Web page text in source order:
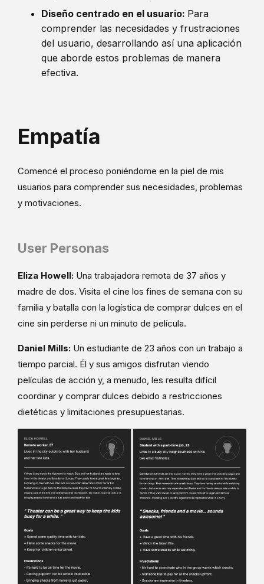
Diseño centrado en el usuario: Para
comprender las necesidades y frustraciones
del usuario, desarrollando así una aplicación
que aborde estos problemas de manera
efectiva.
Empatía
Comencé el proceso poniéndome en la piel de mis
usuarios para comprender sus necesidades, problemas
y motivaciones.
User Personas
Eliza Howell: Una trabajadora remota de 37 años y
madre de dos. Visita el cine los fines de semana con su
familia y batalla con la logística de comprar dulces en el
cine sin perderse ni un minuto de película.
Daniel Mills: Un estudiante de 23 años con un trabajo a
tiempo parcial. Él y sus amigos disfrutan viendo
películas de acción y, a menudo, les resulta difícil
coordinar y comprar dulces debido a restricciones
dietéticas y limitaciones presupuestarias.